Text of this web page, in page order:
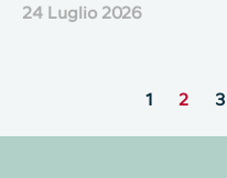
24 Luglio 2026
1 2 3